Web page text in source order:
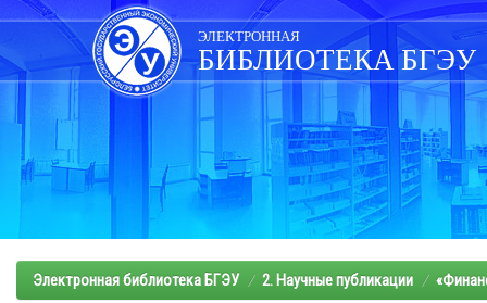
Skip
navigation
ЭЛЕКТРОННАЯ
БИБЛИОТЕКА БГЭУ
Электронная библиотека БГЭУ 2. Научные публикации